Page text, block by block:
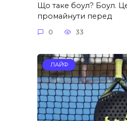
Що таке боул? Боул.
промайнути перед
0 33
ЛАЙФ